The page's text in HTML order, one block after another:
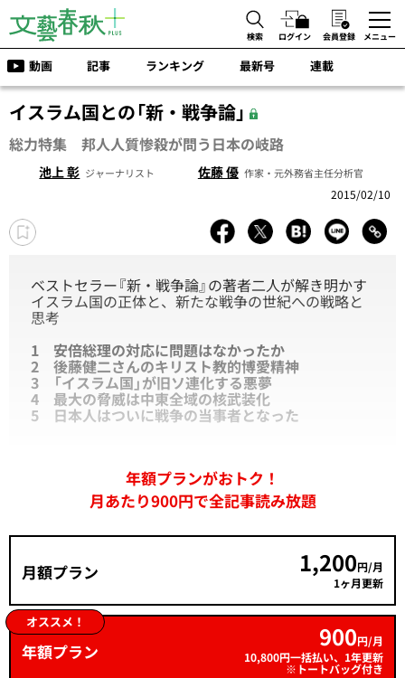
検索 ログイン 会員登録 メニュー
動画 記事 ランキング 最新号 連載
イスラム国との「新・戦争論」
総力特集 邦人人質惨殺が問う日本の岐路
池上 彰 ジャーナリスト 佐藤 優 作家・元外務省主任分析官
2015/02/10
ベストセラー『新・戦争論』の著者二人が解き明かす
イスラム国の正体と、新たな戦争の世紀への戦略と
思考
1 安倍総理の対応に問題はなかったか
2 後藤健二さんのキリスト教的博愛精神
3 「イスラム国」が旧ソ連化する悪夢
4 最大の脅威は中東全域の核武装化
5 日本人はついに戦争の当事者となった
年額プランがおトク！
月あたり900円で全記事読み放題
月額プラン 1,200円/月
1ヶ月更新
オススメ！
年額プラン 900円/月
10,800円一括払い、1年更新
※トートバッグ付き